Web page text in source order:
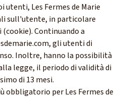
Les Fermes de Marie
sull'utente, in particolare
Continuando a
gli utenti di
Inoltre, hanno la possibilità
legge, il periodo di validità di
di 13 mesi.
obbligatorio per Les Fermes de